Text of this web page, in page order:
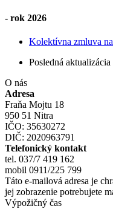
- rok 2026
Kolektívna zmluva
Posledná aktualizácia
O nás
Adresa
Fraňa Mojtu 18
950 51 Nitra
IČO: 35630272
DIČ: 2020963791
Telefonický kontakt
tel. 037/7 419 162
mobil 0911/225 799
Táto e-mailová adresa je
jej zobrazenie potrebujete
Výpožičný čas